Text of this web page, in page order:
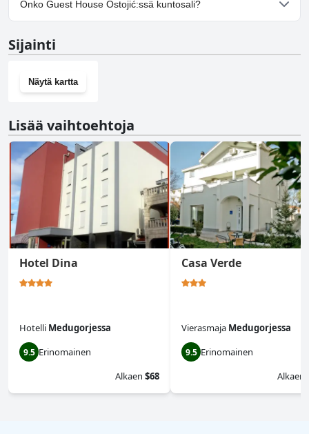
Onko Guest House Ostojić:ssä kuntosali?
Sijainti
Näytä kartta
Lisää vaihtoehtoja
Hotel Dina
Hotelli Medugorjessa
9.5 Erinomainen
Alkaen $68
Casa Verde
Vierasmaja Medugorjessa
9.5 Erinomainen
Alkaen